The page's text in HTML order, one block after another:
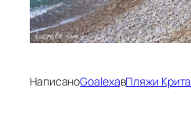
НаписаноGoalexaвПляжи Крита